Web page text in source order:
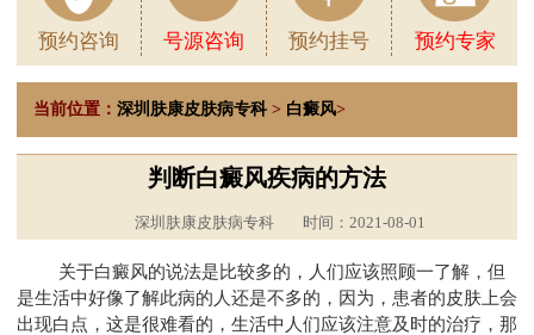
预约咨询 号源咨询 预约挂号 预约专家
当前位置： 深圳肤康皮肤病专科 > 白癜风>
判断白癜风疾病的方法
深圳肤康皮肤病专科 时间：2021-08-01
关于白癜风的说法是比较多的，人们应该照顾一了解，但
是生活中好像了解此病的人还是不多的，因为，患者的皮肤上会
出现白点，这是很难看的，生活中人们应该注意及时的治疗，那